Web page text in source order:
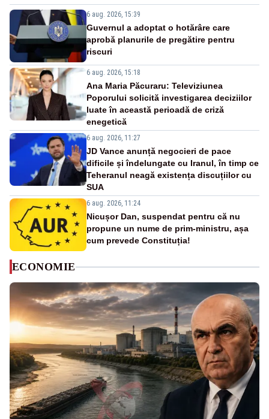
6 aug. 2026, 15:39
Guvernul a adoptat o hotărâre care
aprobă planurile de pregătire pentru
riscuri
6 aug. 2026, 15:18
Ana Maria Păcuraru: Televiziunea
Poporului solicită investigarea deciziilor
luate în această perioadă de criză
enegetică
6 aug. 2026, 11:27
JD Vance anunță negocieri de pace
dificile și îndelungate cu Iranul, în timp ce
Teheranul neagă existența discuțiilor cu
SUA
6 aug. 2026, 11:24
Nicușor Dan, suspendat pentru că nu
propune un nume de prim-ministru, așa
cum prevede Constituția!
ECONOMIE